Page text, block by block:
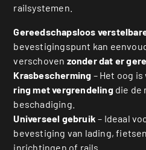
railsystemen.
Gereedschapsloos
bevestigingspunt kan
verschoven zonder dat er
Krasbescherming – Het oog
ring met vergrendelingdie de
beschadiging.
Universeel gebruik – Ideaal
bevestiging van lading,
inrichtingen of rails.